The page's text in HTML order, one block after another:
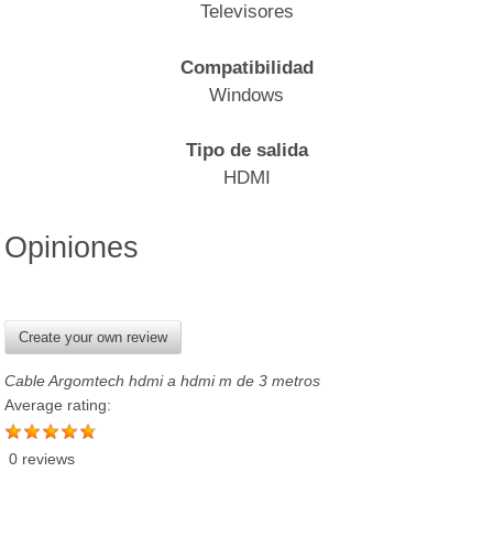
Televisores
Compatibilidad
Windows
Tipo de salida
HDMI
Opiniones
Create your own review
Cable Argomtech hdmi a hdmi m de 3 metros
Average rating:
0 reviews